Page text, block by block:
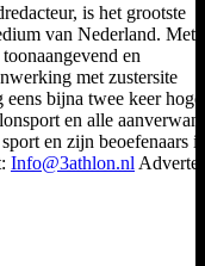
is het grootste
van Nederland. Met
en
met zustersite
bijna twee keer
en alle
en zijn beoefenaars
Info@3athlon.nl